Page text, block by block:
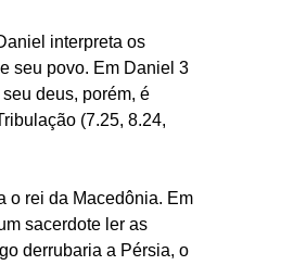
interpreta os
seu povo. Em Daniel 3
deus, porém, é
(7.25, 8.24,
o rei da Macedônia. Em
sacerdote ler as
derrubaria a Pérsia, o